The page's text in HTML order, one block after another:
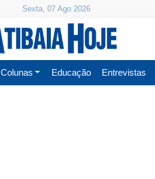
Sexta, 07 Ago 2026
Colunas Educação Entrevistas